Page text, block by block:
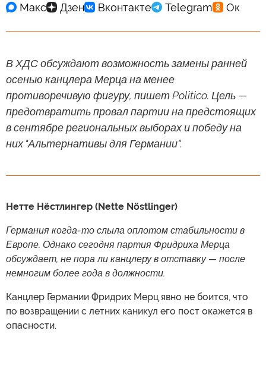
В ХДС обсуждают возможность замены ранней
осенью канцлера Мерца на менее
противоречивую фигуру, пишет Politico. Цель —
предотвратить провал партии на предстоящих
в сентябре региональных выборах и победу на
них "Альтернативы для Германии".
Нетте Нёстлингер (Nette Nöstlinger)
Германия когда-то слыла оплотом стабильности в
Европе. Однако сегодня партия Фридриха Мерца
обсуждает, не пора ли канцлеру в отставку — после
немногим более года в должности.
Канцлер Германии Фридрих Мерц явно не боится, что
по возвращении с летних каникул его пост окажется в
опасности.